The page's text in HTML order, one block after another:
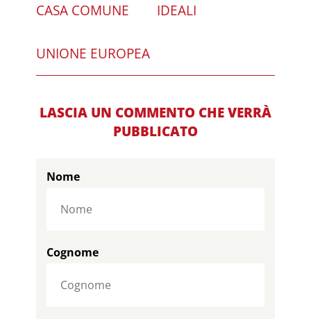
CASA COMUNE IDEALI
UNIONE EUROPEA
LASCIA UN COMMENTO CHE VERRÀ
PUBBLICATO
Nome
Cognome